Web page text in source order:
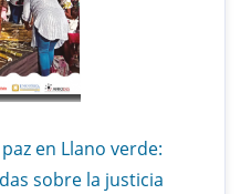
en Llano verde:
sobre la justicia